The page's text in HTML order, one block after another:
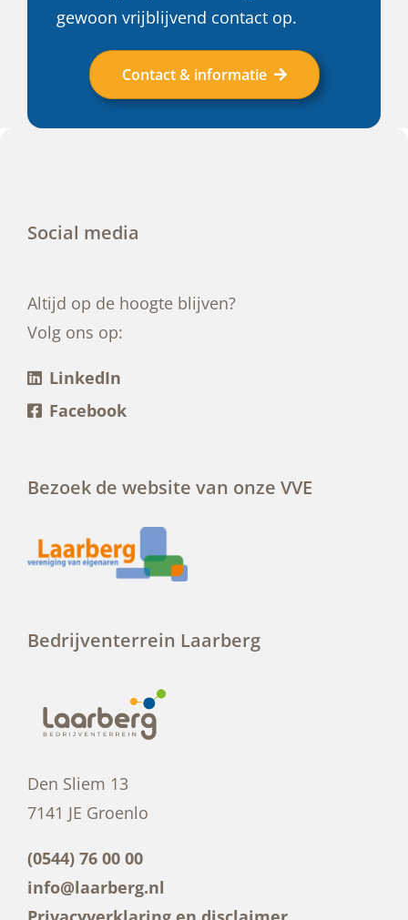
gewoon vrijblijvend contact op.
Contact & informatie
Social media
Altijd op de hoogte blijven?
Volg ons op:
LinkedIn
Facebook
Bezoek de website van onze VVE
Bedrijventerrein Laarberg
Den Sliem 13
7141 JE Groenlo
(0544) 76 00 00
info@laarberg.nl